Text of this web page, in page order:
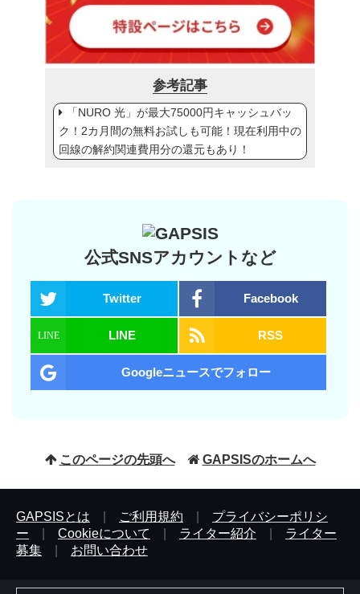
参考記事
「NURO 光」が最大75000円キャッシュバッ
ク！2カ月間の無料お試しも可能！現在利用中の
回線の解約関連費用分の還元もあり！
公式SNSアカウントなど
Twitter Facebook
LINE RSS
Googleニュースでフォロー
このページの先頭へ GAPSISのホームへ
GAPSISとは ご利用規約
プライバシーポリシ
ー
Cookieについて ライター紹介
ライター
募集
お問い合わせ